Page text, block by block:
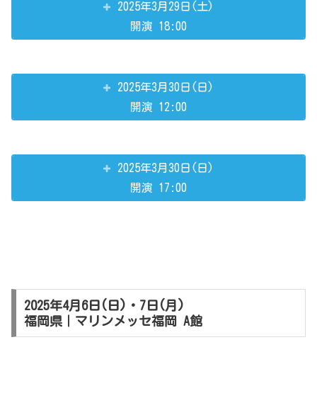
2025年3月29日(土)
開演 18:00
2025年3月30日(日)
開演 12:00
2025年3月30日(日)
開演 17:00
2025年4月6日(日)・7日(月)
福岡県｜マリンメッセ福岡 A館